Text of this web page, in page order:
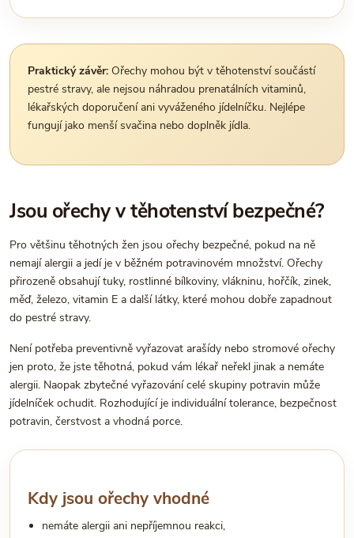
Praktický závěr: Ořechy mohou být v těhotenství součástí
pestré stravy, ale nejsou náhradou prenatálních vitaminů,
lékařských doporučení ani vyváženého jídelníčku. Nejlépe
fungují jako menší svačina nebo doplněk jídla.
Jsou ořechy v těhotenství bezpečné?
Pro většinu těhotných žen jsou ořechy bezpečné, pokud na ně
nemají alergii a jedí je v běžném potravinovém množství. Ořechy
přirozeně obsahují tuky, rostlinné bílkoviny, vlákninu, hořčík, zinek,
měď, železo, vitamin E a další látky, které mohou dobře zapadnout
do pestré stravy.
Není potřeba preventivně vyřazovat arašídy nebo stromové ořechy
jen proto, že jste těhotná, pokud vám lékař neřekl jinak a nemáte
alergii. Naopak zbytečné vyřazování celé skupiny potravin může
jídelníček ochudit. Rozhodující je individuální tolerance, bezpečnost
potravin, čerstvost a vhodná porce.
Kdy jsou ořechy vhodné
nemáte alergii ani nepříjemnou reakci,